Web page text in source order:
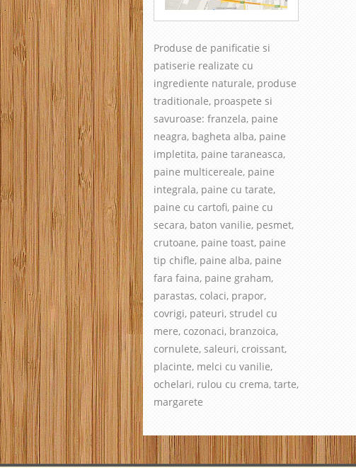
Produse de panificatie si
patiserie realizate cu
ingrediente naturale, produse
traditionale, proaspete si
savuroase: franzela, paine
neagra, bagheta alba, paine
impletita, paine taraneasca,
paine multicereale, paine
integrala, paine cu tarate,
paine cu cartofi, paine cu
secara, baton vanilie, pesmet,
crutoane, paine toast, paine
tip chifle, paine alba, paine
fara faina, paine graham,
parastas, colaci, prapor,
covrigi, pateuri, strudel cu
mere, cozonaci, branzoica,
cornulete, saleuri, croissant,
placinte, melci cu vanilie,
ochelari, rulou cu crema, tarte,
margarete